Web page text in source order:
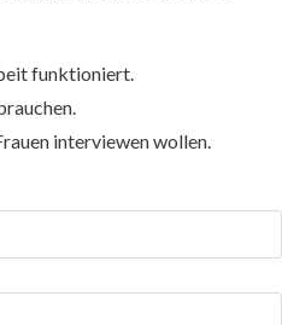
funktioniert.
interviewen wollen.